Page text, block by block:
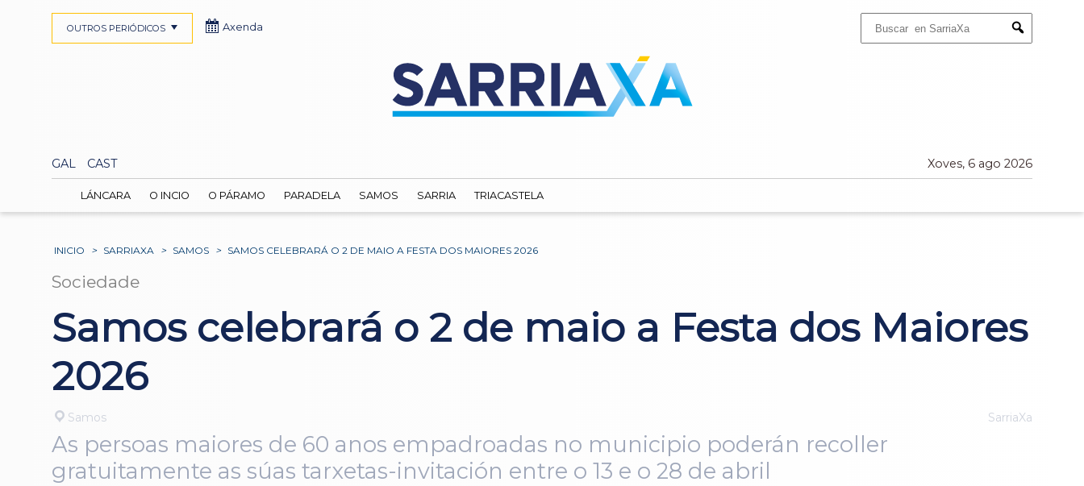
Submit
GAL CAST Xoves, 6 ago 2026
OUTROS PERIÓDICOS Axenda
LÁNCARA O INCIO O PÁRAMO PARADELA SAMOS SARRIA TRIACASTELA
INICIO > SARRIAXA > SAMOS > SAMOS CELEBRARÁ O 2 DE MAIO A FESTA DOS MAIORES 2026
Sociedade
Samos celebrará o 2 de maio a Festa dos Maiores
2026
Samos SarriaXa
As persoas maiores de 60 anos empadroadas no municipio poderán recoller
gratuitamente as súas tarxetas-invitación entre o 13 e o 28 de abril